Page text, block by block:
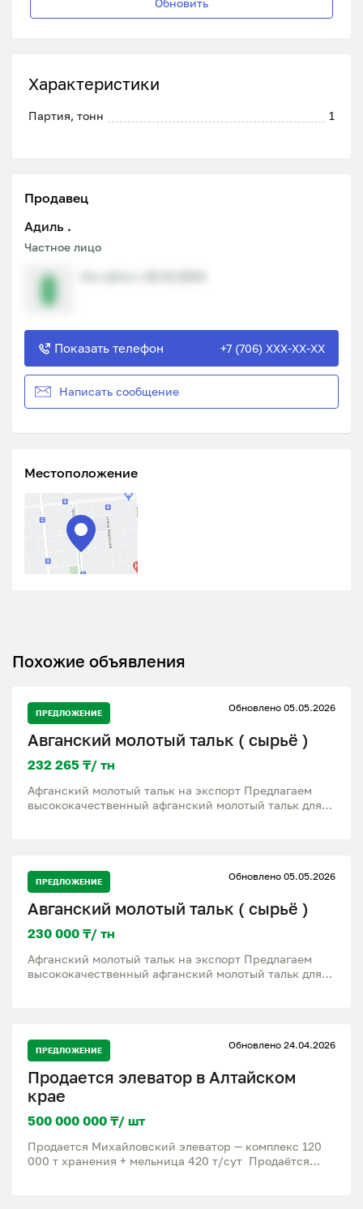
Обновить
Характеристики
Партия, тонн 1
Продавец
Адиль .
Частное лицо
Показать телефон +7 (706) XXX-XX-XX
Написать сообщение
Местоположение
Похожие объявления
ПРЕДЛОЖЕНИЕ Обновлено 05.05.2026
Авганский молотый тальк ( сырьё )
232 265 ₸/ тн
Афганский молотый тальк на экспорт Предлагаем
высококачественный афганский молотый тальк для
качества, COA, инвойс и полный пакет
сопроводительных
ПРЕДЛОЖЕНИЕ Обновлено 05.05.2026
Авганский молотый тальк ( сырьё )
230 000 ₸/ тн
Афганский молотый тальк на экспорт Предлагаем
высококачественный афганский молотый тальк для
качества, COA, инвойс и полный пакет
сопроводительных документов. Готовы к долгосроч
ПРЕДЛОЖЕНИЕ Обновлено 24.04.2026
Продается элеватор в Алтайском
крае
500 000 000 ₸/ шт
Продается Михайловский элеватор — комплекс 120
000 т хранения + мельница 420 т/сут Продаётся